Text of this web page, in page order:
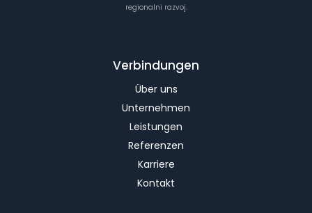
regionalni razvoj.
Verbindungen
Über uns
Unternehmen
Leistungen
Referenzen
Karriere
Kontakt